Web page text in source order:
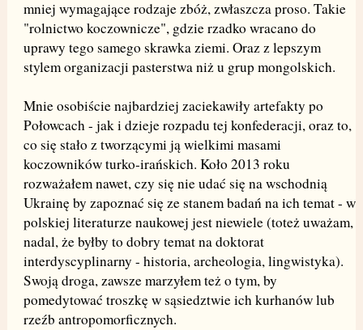
mniej wymagające rodzaje zbóż, zwłaszcza proso. Takie
"rolnictwo koczownicze", gdzie rzadko wracano do
uprawy tego samego skrawka ziemi. Oraz z lepszym
stylem organizacji pasterstwa niż u grup mongolskich.
Mnie osobiście najbardziej zaciekawiły artefakty po
Połowcach - jak i dzieje rozpadu tej konfederacji, oraz to,
co się stało z tworzącymi ją wielkimi masami
koczowników turko-irańskich. Koło 2013 roku
rozważałem nawet, czy się nie udać się na wschodnią
Ukrainę by zapoznać się ze stanem badań na ich temat - w
polskiej literaturze naukowej jest niewiele (toteż uważam,
nadal, że byłby to dobry temat na doktorat
interdyscyplinarny - historia, archeologia, lingwistyka).
Swoją droga, zawsze marzyłem też o tym, by
pomedytować troszkę w sąsiedztwie ich kurhanów lub
rzeźb antropomorficznych.